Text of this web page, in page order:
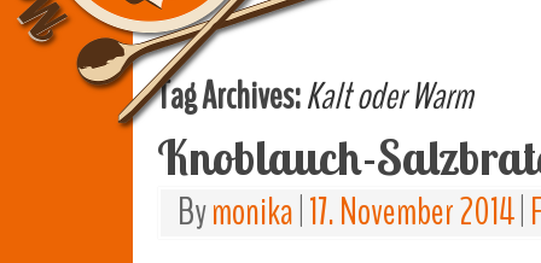
Tag Archives:Kalt oder Warm
Knoblauch-
Bymonika 17. November 2014